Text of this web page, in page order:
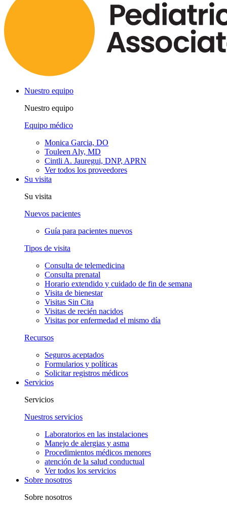
Nuestro equipo
Nuestro equipo
Equipo médico
Monica Garcia, DO
Touleen Aly, MD
Cintli A. Jauregui, DNP, APRN
Ver todos los proveedores
Su visita
Su visita
Nuevos pacientes
Guía para pacientes nuevos
Tipos de visita
Consulta de telemedicina
Consulta prenatal
Horario extendido y cuidado de fin de semana
Visita de bienestar
Visitas Sin Cita
Visitas de recién nacidos
Visitas por enfermedad el mismo día
Recursos
Seguros aceptados
Formularios y políticas
Solicitar registros médicos
Servicios
Servicios
Nuestros servicios
Laboratorios en las instalaciones
Manejo de alergias y asma
Procedimientos médicos menores
atención de la salud conductual
Ver todos los servicios
Sobre nosotros
Sobre nosotros